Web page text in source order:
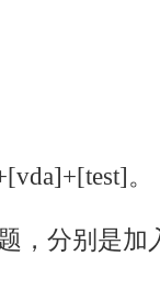
。
，分别是加